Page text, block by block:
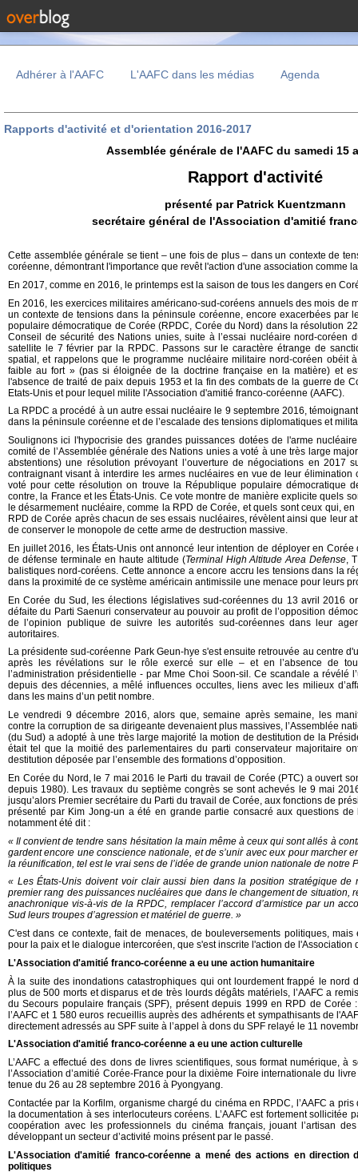
Adhérer à l'AAFC L'AAFC dans les médias Agenda
Rapports d'activité et d'orientation 2016-2017
Assemblée générale de l'AAFC du samedi 15
Rapport d'activité
présenté par Patrick Kuentzmann
secrétaire général de l'Association d'amitié
Cette assemblée générale se tient – une fois de plus – dans un contexte de
coréenne, démontrant l'importance que revêt l'action d'une association comme
En 2017, comme en 2016, le printemps est la saison de tous les dangers en
En 2016, les exercices militaires américano-sud-coréens annuels des mois de
un contexte de tensions dans la péninsule coréenne, encore exacerbées par
populaire démocratique de Corée (RPDC, Corée du Nord) dans la résolution
Conseil de sécurité des Nations unies, suite à l’essai nucléaire nord-coréen
satellite le 7 février par la RPDC. Passons sur le caractère étrange de
spatial, et rappelons que le programme nucléaire militaire nord-coréen obéit
faible au fort » (pas si éloignée de la doctrine française en la matière) et
l'absence de traité de paix depuis 1953 et la fin des combats de la guerre de
Etats-Unis et pour lequel milite l'Association d'amitié franco-coréenne (AAFC).
La RPDC a procédé à un autre essai nucléaire le 9 septembre 2016,
dans la péninsule coréenne et de l’escalade des tensions diplomatiques et
Soulignons ici l'hypocrisie des grandes puissances dotées de l'arme
comité de l’Assemblée générale des Nations unies a voté à une très large
abstentions) une résolution prévoyant l’ouverture de négociations en 2017
contraignant visant à interdire les armes nucléaires en vue de leur élimination
voté pour cette résolution on trouve la République populaire démocratique
contre, la France et les États-Unis. Ce vote montre de manière explicite quels
le désarmement nucléaire, comme la RPD de Corée, et quels sont ceux qui,
RPD de Corée après chacun de ses essais nucléaires, révèlent ainsi que leur
de conserver le monopole de cette arme de destruction massive.
En juillet 2016, les États-Unis ont annoncé leur intention de déployer en
de défense terminale en haute altitude (Terminal High Altitude Area Defense,
balistiques nord-coréens. Cette annonce a encore accru les tensions dans la
dans la proximité de ce système américain antimissile une menace pour leurs
En Corée du Sud, les élections législatives sud-coréennes du 13 avril 2016
défaite du Parti Saenuri conservateur au pouvoir au profit de l’opposition
de l’opinion publique de suivre les autorités sud-coréennes dans leur
autoritaires.
La présidente sud-coréenne Park Geun-hye s'est ensuite retrouvée au centre
après les révélations sur le rôle exercé sur elle – et en l’absence de
l’administration présidentielle - par Mme Choi Soon-sil. Ce scandale a révélé
depuis des décennies, a mêlé influences occultes, liens avec les milieux
dans les mains d’un petit nombre.
Le vendredi 9 décembre 2016, alors que, semaine après semaine, les
contre la corruption de sa dirigeante devenaient plus massives, l’Assemblée
(du Sud) a adopté à une très large majorité la motion de destitution de la
était tel que la moitié des parlementaires du parti conservateur majoritaire
destitution déposée par l’ensemble des formations d’opposition.
En Corée du Nord, le 7 mai 2016 le Parti du travail de Corée (PTC) a ouvert
depuis 1980). Les travaux du septième congrès se sont achevés le 9 mai
jusqu’alors Premier secrétaire du Parti du travail de Corée, aux fonctions de
présenté par Kim Jong-un a été en grande partie consacré aux questions
notamment été dit :
« Il convient de tendre sans hésitation la main même à ceux qui sont allés à
gardent encore une conscience nationale, et de s’unir avec eux pour marcher
la réunification, tel est le vrai sens de l’idée de grande union nationale de notre
« Les États-Unis doivent voir clair aussi bien dans la position stratégique de
premier rang des puissances nucléaires que dans le changement de situation,
anachronique vis-à-vis de la RPDC, remplacer l’accord d’armistice par un
Sud leurs troupes d’agression et matériel de guerre. »
C'est dans ce contexte, fait de menaces, de bouleversements politiques,
pour la paix et le dialogue intercoréen, que s'est inscrite l'action de l'Association
L'Association d'amitié franco-coréenne a eu une action humanitaire
À la suite des inondations catastrophiques qui ont lourdement frappé le nord
plus de 500 morts et disparus et de très lourds dégâts matériels, l’AAFC a
du Secours populaire français (SPF), présent depuis 1999 en RPD de
l’AAFC et 1 580 euros recueillis auprès des adhérents et sympathisants de
directement adressés au SPF suite à l’appel à dons du SPF relayé le 11
L'Association d'amitié franco-coréenne a eu une action culturelle
L’AAFC a effectué des dons de livres scientifiques, sous format numérique, à
l’Association d’amitié Corée-France pour la dixième Foire internationale du
tenue du 26 au 28 septembre 2016 à Pyongyang.
Contactée par la Korfilm, organisme chargé du cinéma en RPDC, l’AAFC a
la documentation à ses interlocuteurs coréens. L’AAFC est fortement sollicitée
coopération avec les professionnels du cinéma français, jouant l’artisan
développant un secteur d’activité moins présent par le passé.
L'Association d'amitié franco-coréenne a mené des actions en direction
politiques